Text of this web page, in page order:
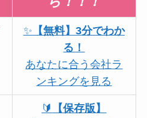
✨ 【無料】3分でわか
る！
あなたに合う会社ラ
ンキングを見る
🔰
【保存版】